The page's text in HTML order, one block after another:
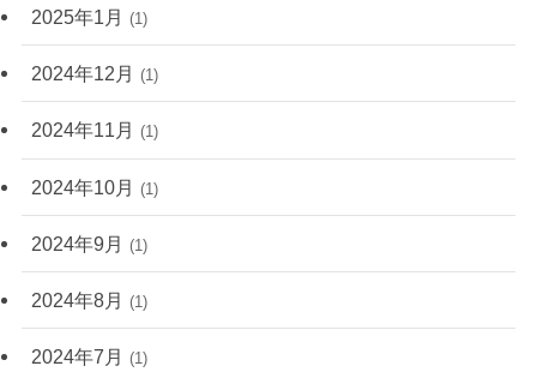
2025年1月 (1)
2024年12月 (1)
2024年11月 (1)
2024年10月 (1)
2024年9月 (1)
2024年8月 (1)
2024年7月 (1)